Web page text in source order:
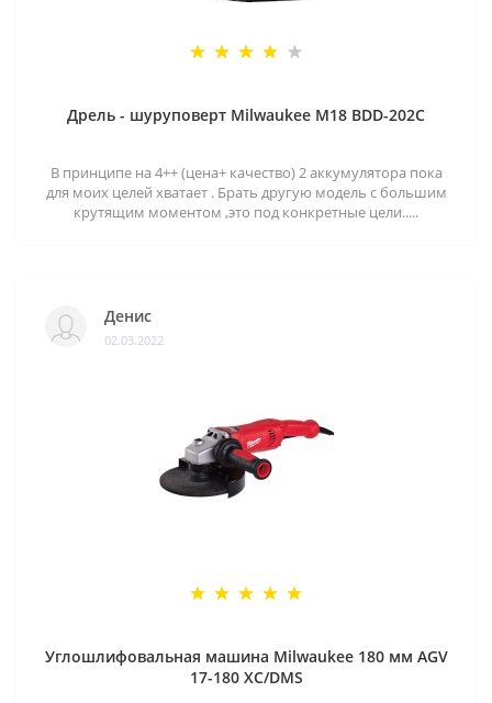
Дрель - шуруповерт Milwaukee M18 BDD-202C
В принципе на 4++ (цена+ качество) 2 аккумулятора пока
для моих целей хватает . Брать другую модель с большим
крутящим моментом ,это под конкретные цели.....
Денис
02.03.2022
Углошлифовальная машина Milwaukee 180 мм AGV
17-180 XC/DMS